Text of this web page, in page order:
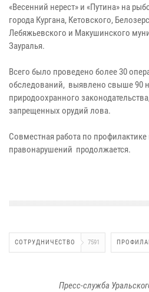
«Весенний нерест» и «Путина» на
города Кургана, Кетовского,
Лебяжьевского и Макушинского
Зауралья.
Всего было проведено более 30
обследований, выявлено свыше 90
природоохранного
запрещенных орудий лова.
Совместная работа по
правонарушений продолжается.
СОТРУДНИЧЕСТВО 7591
Пресс-служба